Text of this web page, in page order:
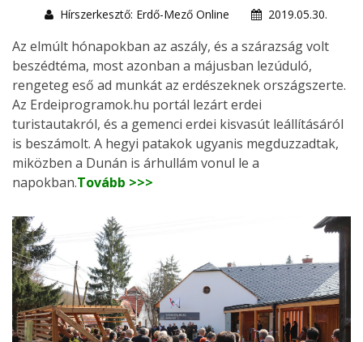
Hírszerkesztő: Erdő-Mező Online 2019.05.30.
Az elmúlt hónapokban az aszály, és a szárazság volt
beszédtéma, most azonban a májusban lezúduló,
rengeteg eső ad munkát az erdészeknek országszerte.
Az Erdeiprogramok.hu portál lezárt erdei
turistautakról, és a gemenci erdei kisvasút leállításáról
is beszámolt. A hegyi patakok ugyanis megduzzadtak,
miközben a Dunán is árhullám vonul le a
napokban.Tovább >>>